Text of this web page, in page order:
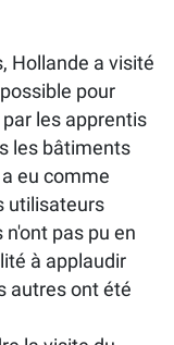
Hollande a visité
pour
les apprentis
les bâtiments
eu comme
utilisateurs
pas pu en
à applaudir
autres ont été